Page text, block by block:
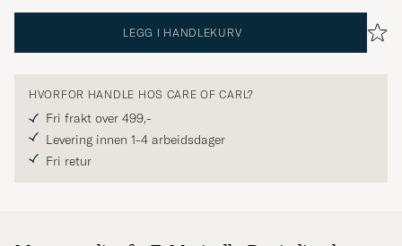
LEGG I HANDLEKURV
HVORFOR HANDLE HOS CARE OF CARL?
Fri frakt over 499,-
Levering innen 1-4 arbeidsdager
Fri retur